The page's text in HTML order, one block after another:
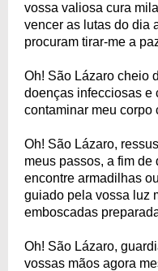
vossa valiosa cura
vencer as lutas do dia
procuram tirar-me a
Oh! São Lázaro cheio
doenças infecciosas e
contaminar meu corpo
Oh! São Lázaro,
meus passos, a fim de
encontre armadilhas
guiado pela vossa luz
emboscadas
Oh! São Lázaro,
vossas mãos agora